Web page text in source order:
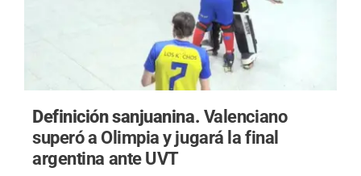
Definición sanjuanina. Valenciano
superó a Olimpia y jugará la final
argentina ante UVT